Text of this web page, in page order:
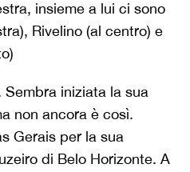
insieme a lui ci sono
Rivelino (al centro) e
Sembra iniziata la sua
non ancora è così.
Gerais per la sua
di Belo Horizonte. A